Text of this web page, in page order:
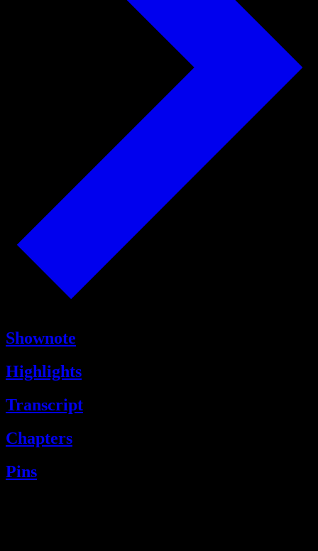
Shownote
Highlights
Transcript
Chapters
Pins